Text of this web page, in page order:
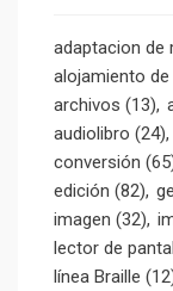
adaptacion de
alojamiento
archivos (13)
audiolibro (24)
conversión
edición (82)
imagen (32)
lector de
línea Braille